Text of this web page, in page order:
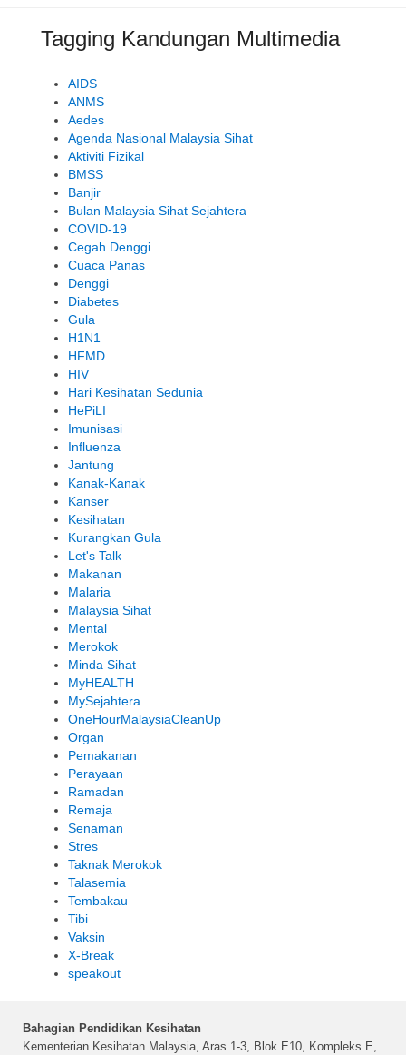
Tagging Kandungan Multimedia
AIDS
ANMS
Aedes
Agenda Nasional Malaysia Sihat
Aktiviti Fizikal
BMSS
Banjir
Bulan Malaysia Sihat Sejahtera
COVID-19
Cegah Denggi
Cuaca Panas
Denggi
Diabetes
Gula
H1N1
HFMD
HIV
Hari Kesihatan Sedunia
HePiLI
Imunisasi
Influenza
Jantung
Kanak-Kanak
Kanser
Kesihatan
Kurangkan Gula
Let's Talk
Makanan
Malaria
Malaysia Sihat
Mental
Merokok
Minda Sihat
MyHEALTH
MySejahtera
OneHourMalaysiaCleanUp
Organ
Pemakanan
Perayaan
Ramadan
Remaja
Senaman
Stres
Taknak Merokok
Talasemia
Tembakau
Tibi
Vaksin
X-Break
speakout
Bahagian Pendidikan Kesihatan
Kementerian Kesihatan Malaysia, Aras 1-3, Blok E10, Kompleks E,